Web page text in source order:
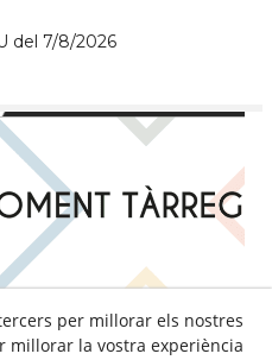
per millorar els nostres
millorar la vostra experiència